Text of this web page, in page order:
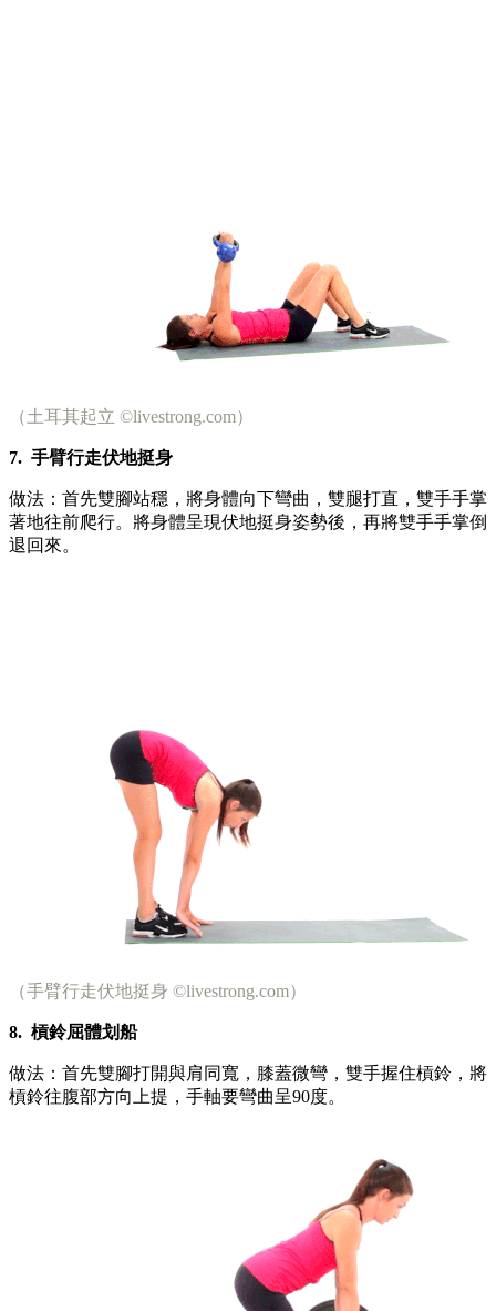
（土耳其起立 ©livestrong.com）
7. 手臂行走伏地挺身
做法：首先雙腳站穩，將身體向下彎曲，雙腿打直，雙手手掌
著地往前爬行。將身體呈現伏地挺身姿勢後，再將雙手手掌倒
退回來。
（手臂行走伏地挺身 ©livestrong.com）
8. 槓鈴屈體划船
做法：首先雙腳打開與肩同寬，膝蓋微彎，雙手握住槓鈴，將
槓鈴往腹部方向上提，手軸要彎曲呈90度。